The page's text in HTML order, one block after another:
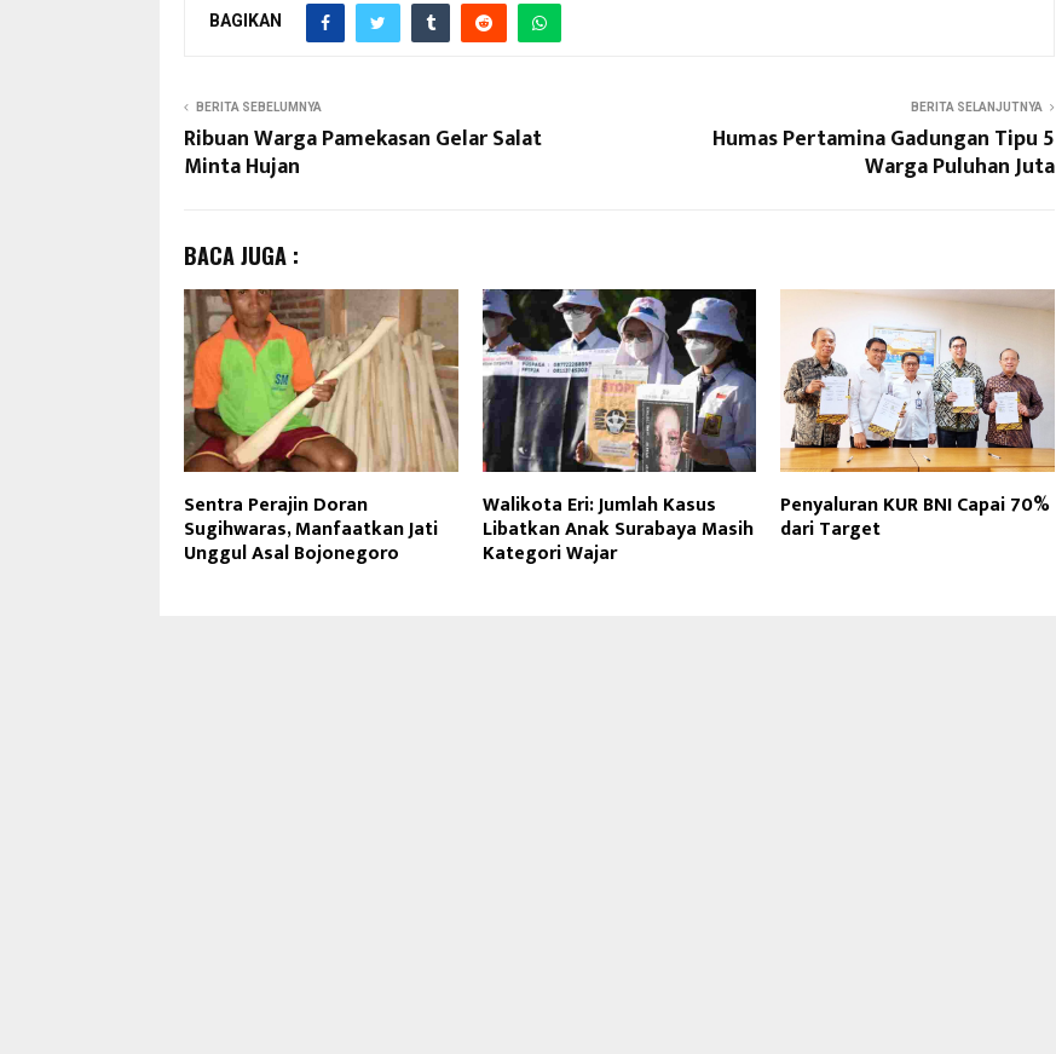
BAGIKAN
BERITA SEBELUMNYA
Ribuan Warga Pamekasan Gelar Salat
Minta Hujan
BERITA SELANJUTNYA
Humas Pertamina Gadungan Tipu 5
Warga Puluhan Juta
BACA JUGA :
Sentra Perajin Doran
Sugihwaras, Manfaatkan Jati
Unggul Asal Bojonegoro
Walikota Eri: Jumlah Kasus
Libatkan Anak Surabaya Masih
Kategori Wajar
Penyaluran KUR BNI Capai 70%
dari Target